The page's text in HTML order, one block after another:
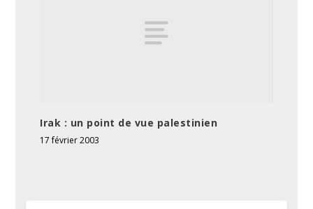
Irak : un point de vue palestinien
17 février 2003